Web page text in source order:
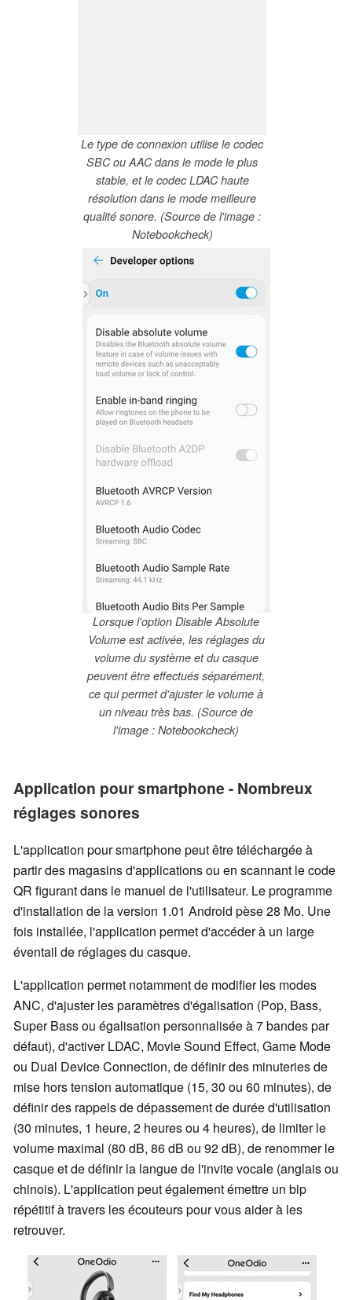
Le type de connexion utilise le codec
SBC ou AAC dans le mode le plus
stable, et le codec LDAC haute
résolution dans le mode meilleure
qualité sonore. (Source de l'image :
Notebookcheck)
Lorsque l'option Disable Absolute
Volume est activée, les réglages du
volume du système et du casque
peuvent être effectués séparément,
ce qui permet d'ajuster le volume à
un niveau très bas. (Source de
l'image : Notebookcheck)
Application pour smartphone - Nombreux
réglages sonores
L'application pour smartphone peut être téléchargée à
partir des magasins d'applications ou en scannant le code
QR figurant dans le manuel de l'utilisateur. Le programme
d'installation de la version 1.01 Android pèse 28 Mo. Une
fois installée, l'application permet d'accéder à un large
éventail de réglages du casque.
L'application permet notamment de modifier les modes
ANC, d'ajuster les paramètres d'égalisation (Pop, Bass,
Super Bass ou égalisation personnalisée à 7 bandes par
défaut), d'activer LDAC, Movie Sound Effect, Game Mode
ou Dual Device Connection, de définir des minuteries de
mise hors tension automatique (15, 30 ou 60 minutes), de
définir des rappels de dépassement de durée d'utilisation
(30 minutes, 1 heure, 2 heures ou 4 heures), de limiter le
volume maximal (80 dB, 86 dB ou 92 dB), de renommer le
casque et de définir la langue de l'invite vocale (anglais ou
chinois). L'application peut également émettre un bip
répétitif à travers les écouteurs pour vous aider à les
retrouver.